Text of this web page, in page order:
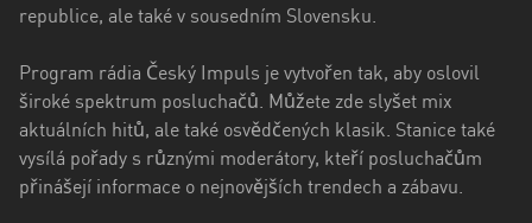
Liberecký
Moravskoslezský
kraj
Pardubický
republice, ale také v sousedním Slovensku.
Program rádia Český Impuls je vytvořen tak, aby oslovil
široké spektrum posluchačů. Můžete zde slyšet mix
aktuálních hitů, ale také osvědčených klasik. Stanice také
vysílá pořady s různými moderátory, kteří posluchačům
přinášejí informace o nejnovějších trendech a zábavu.